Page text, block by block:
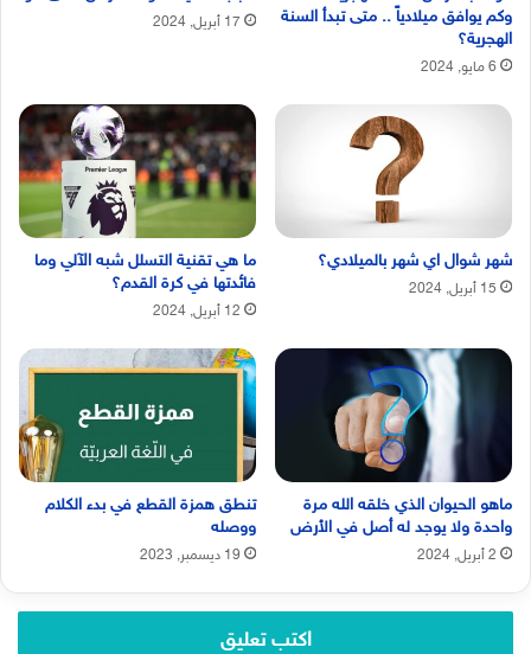
وكم يوافق ميلادياً .. متى تبدأ السنة
الهجرية؟
6 مايو, 2024
17 أبريل, 2024
شهر شوال اي شهر بالميلادي؟
15 أبريل, 2024
ما هي تقنية التسلل شبه الآلي وما
فائدتها في كرة القدم؟
12 أبريل, 2024
ماهو الحيوان الذي خلقه الله مرة
واحدة ولا يوجد له أصل في الأرض
2 أبريل, 2024
تنطق همزة القطع في بدء الكلام
ووصله
19 ديسمبر, 2023
اكتب تعليق